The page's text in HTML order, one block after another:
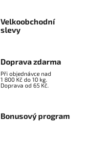
Velkoobchodní
slevy
Doprava zdarma
Při objednávce nad
1 800 Kč do 10 kg.
Doprava od 65 Kč.
Bonusový program